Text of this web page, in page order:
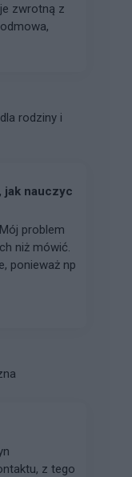
zwrotną z
rodziny i
jak nauczyc
problem
niż mówić.
ponieważ np
z tego